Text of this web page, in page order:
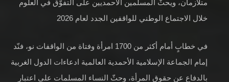
متلازمان، ويحثّ المسلمين الأحمديين على التفوّق في العلوم
خلال الاجتماع الوطني للواقفين الجدد لعام 2026
في خطابٍ أمام أكثر من 1700 امرأة وفتاة من الواقفات نو، فنّد
إمام الجماعة الإسلامية الأحمدية العالمية ادعاءات الدول الغربية
بالدفاع عن حقوق المرأة، وحثّ النساء المسلمات على اعتبار